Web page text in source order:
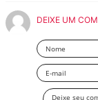
DEIXE UM
Nome
Email
Deixe